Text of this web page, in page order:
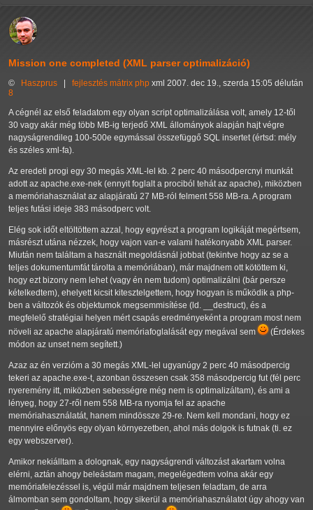
Mission one completed (XML parser optimalizáció)
© Haszprus fejlesztés mátrix php xml 2007. dec 19., szerda 15:05 délután
8
A cégnél az első feladatom egy olyan script optimalizálása volt, amely 12-től
30 vagy akár még több MB-ig terjedő XML állományok alapján hajt végre
nagyságrendileg 100-500e egymással összefüggő SQL insertet (értsd: mély
és széles xml-fa).
Az eredeti progi egy 30 megás XML-lel kb. 2 perc 40 másodpercnyi munkát
adott az apache.exe-nek (ennyit foglalt a prociból tehát az apache), miközben
a memóriahasználat az alapjáratú 27 MB-ról felment 558 MB-ra. A program
teljes futási ideje 383 másodperc volt.
Elég sok időt eltöltöttem azzal, hogy egyrészt a program logikáját megértsem,
másrészt utána nézzek, hogy vajon van-e valami hatékonyabb XML parser.
Miután nem találtam a használt megoldásnál jobbat (tekintve hogy az se a
teljes dokumentumfát tárolta a memóriában), már majdnem ott kötöttem ki,
hogy ezt bizony nem lehet (vagy én nem tudom) optimalizálni (bár persze
kételkedtem), ehelyett kicsit kitesztelgettem, hogy hogyan is működik a php-
ben a változók és objektumok megsemmisítése (ld. __destruct), és a
megfelelő stratégiai helyen mért csapás eredményeként a program most nem
növeli az apache alapjáratú memóriafoglalását egy megával sem
(Érdekes
módon az unset nem segített.)
Azaz az én verzióm a 30 megás XML-lel ugyanúgy 2 perc 40 másodpercig
tekeri az apache.exe-t, azonban összesen csak 358 másodpercig fut (fél perc
nyeremény itt, miközben sebességre még nem is optimalizáltam), és ami a
lényeg, hogy 27-ről nem 558 MB-ra nyomja fel az apache
memóriahasználatát, hanem mindössze 29-re. Nem kell mondani, hogy ez
mennyire előnyös egy olyan környezetben, ahol más dolgok is futnak (ti. ez
egy webszerver).
Amikor nekiálltam a dolognak, egy nagyságrendi változást akartam volna
elérni, aztán ahogy beleástam magam, megelégedtem volna akár egy
memóriafelezéssel is, végül már majdnem teljesen feladtam, de arra
álmomban sem gondoltam, hogy sikerül a memóriahasználatot úgy ahogy van